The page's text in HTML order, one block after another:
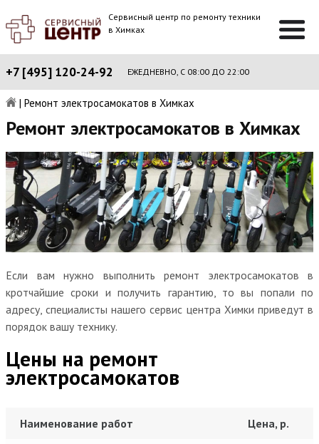
Сервисный центр по ремонту техники
в Химках
+7 [495] 120-24-92 ЕЖЕДНЕВНО, С 08:00 ДО 22:00
| Ремонт электросамокатов в Химках
Ремонт электросамокатов в Химках
Если вам нужно выполнить ремонт электросамокатов в
кротчайшие сроки и получить гарантию, то вы попали по
адресу, специалисты нашего сервис центра Химки приведут в
порядок вашу технику.
Цены на ремонт
электросамокатов
Наименование работ Цена, р.